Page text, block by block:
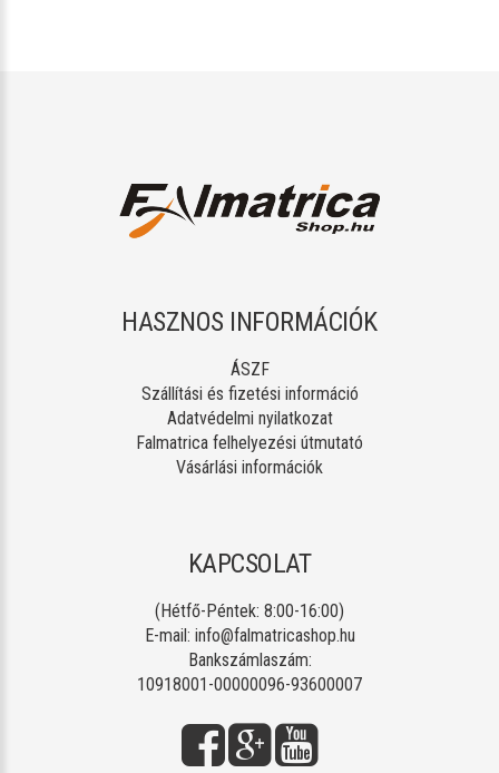
HASZNOS INFORMÁCIÓK
ÁSZF
Szállítási és fizetési információ
Adatvédelmi nyilatkozat
Falmatrica felhelyezési útmutató
Vásárlási információk
KAPCSOLAT
(Hétfő-Péntek: 8:00-16:00)
E-mail: info@falmatricashop.hu
Bankszámlaszám:
10918001-00000096-93600007